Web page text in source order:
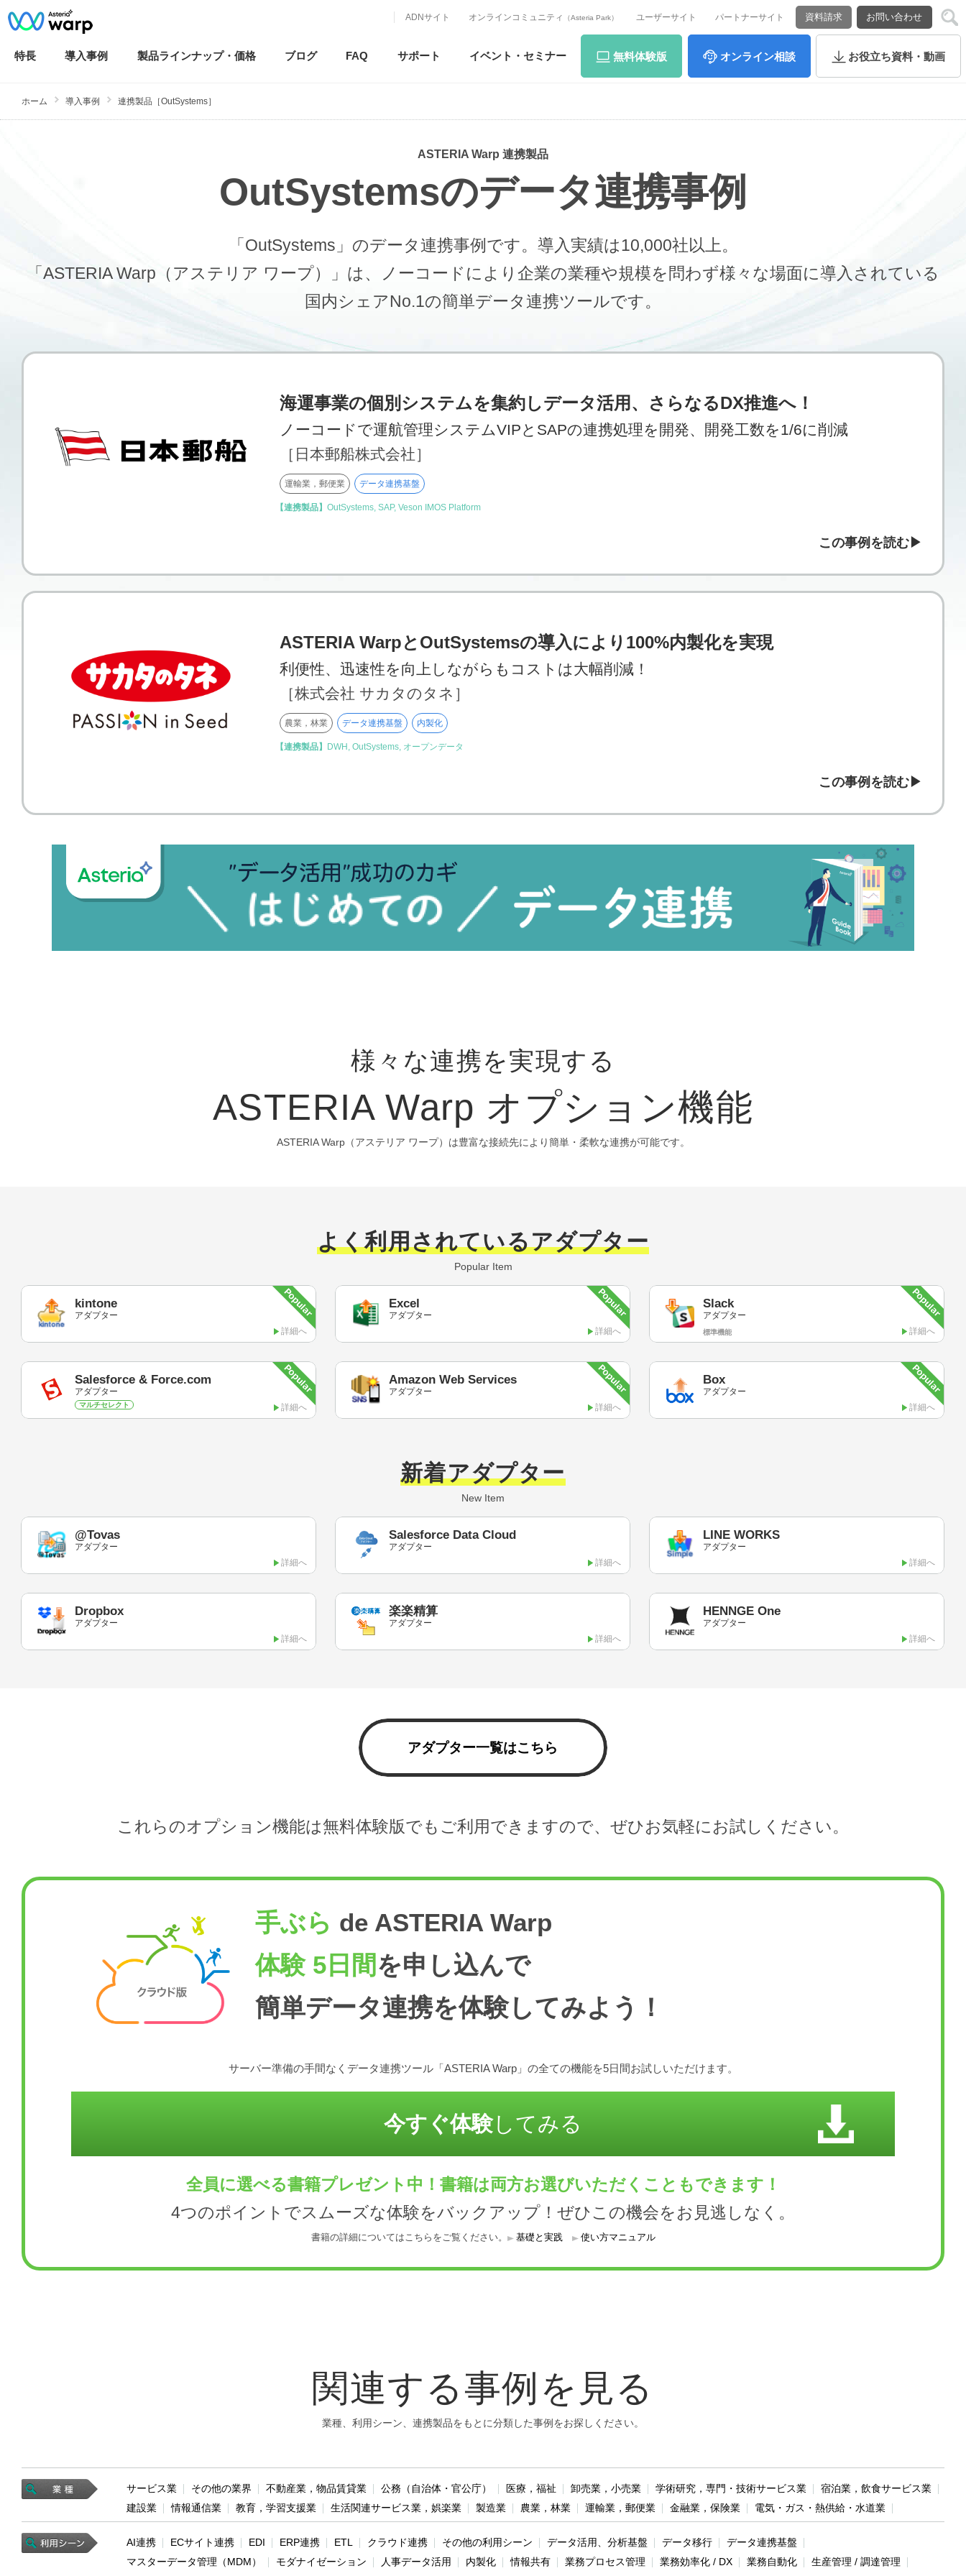
ADNサイト オンラインコミュニティ （Asteria Park） ユーザーサイト パートナーサイト 資料請求 お問い合わせ
特長 導入事例 製品ラインナップ・ 価格 ブログ FAQ サポート イベント・ セミナー 無料体験版 オンライン相談 お役立ち資料・動画
ホーム 導入事例 連携製品［OutSystems］
ASTERIA Warp 連携製品
OutSystemsのデータ連携事例
「OutSystems」のデータ連携事例です。 導入実績は10,000社以上。
「ASTERIA Warp（アステリア ワープ）」は、ノーコードにより企業の業種や規模を問わず様々な場面に導入されている
国内シェアNo.1の簡単データ連携ツールです。
海運事業の個別システムを集約しデータ活用、さらなるDX推進へ！
ノーコードで運航管理システムVIPとSAPの連携処理を開発、開発工数を1/6に削減
［日本郵船株式会社］
運輸業，郵便業 データ連携基盤
【連携製品】OutSystems, SAP, Veson IMOS Platform
この事例を読む
ASTERIA WarpとOutSystemsの導入により100%内製化を実現
利便性、迅速性を向上しながらもコストは大幅削減！
［株式会社 サカタのタネ］
農業，林業 データ連携基盤 内製化
【連携製品】 DWH, OutSystems, オープンデータ
この事例を読む
様々な連携を実現する
ASTERIA Warp オプション機能
ASTERIA Warp（アステリア ワープ）は豊富な接続先により簡単・柔軟な連携が可能です。
よく利用されているアダプター
Popular Item
kintone
アダプター
詳細へ
Excel
アダプター
詳細へ
Slack
アダプター
詳細へ
標準機能
Salesforce & Force.com
アダプター
詳細へ
マルチセレクト
AmazonWeb Services
アダプター
詳細へ
Box
アダプター
詳細へ
新着アダプター
New Item
@Tovas
アダプター
詳細へ
Salesforce Data Cloud
アダプター
詳細へ
LINE WORKS
アダプター
詳細へ
Dropbox
アダプター
詳細へ
楽楽精算
アダプター
詳細へ
HENNGE One
アダプター
詳細へ
アダプター一覧はこちら
これらのオプション機能は無料体験版でもご利用できますので、ぜひお気軽にお試しください。
手ぶら de ASTERIA Warp
体験 5日間 を申し込んで
簡単データ連携を体験してみよう！
サーバー準備の手間なくデータ連携ツール「ASTERIA Warp」の全ての機能を5日間お試しいただけます。
今すぐ体験してみる
全員に選べる書籍プレゼント中！書籍は両方お選びいただくこともできます！
4つのポイントでスムーズな体験をバックアップ！ぜひこの機会をお見逃しなく。
書籍の詳細についてはこちらをご覧ください。 基礎と実践 使い方マニュアル
関連する事例を見る
業種、利用シーン、連携製品をもとに分類した事例をお探しください。
サービス業 その他の業界 不動産業，物品賃貸業 公務（自治体・官公庁） 医療，福祉 卸売業，小売業 学術研究，専門・技術サービス業
宿泊業，飲食サービス業
建設業
情報通信業 教育，学習支援業 生活関連サービス業，娯楽業 製造業 農業，林業 運輸業，郵便業 金融業，保険業 電気・ガス・熱供給・水道業
AI連携 ECサイト連携 EDI ERP連携 ETL クラウド連携 その他の利用シーン データ活用、分析基盤 データ移行
データ連携基盤
マスターデータ管理（MDM）
モダナイゼーション 人事データ活用 内製化 情報共有 業務プロセス管理 業務効率化 / DX 業務自動化
生産管理 / 調達管理